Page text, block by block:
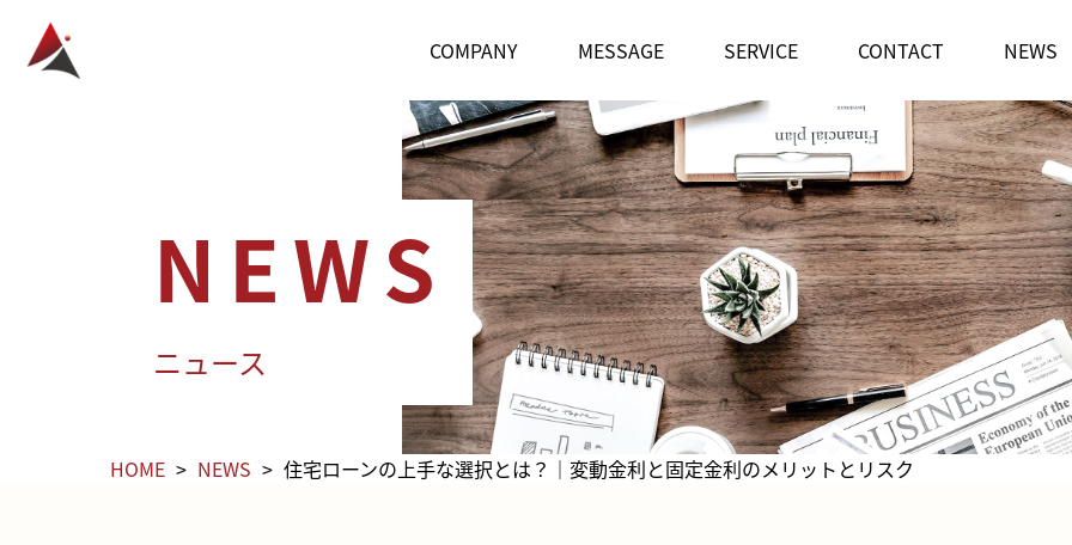
COMPANY MESSAGE SERVICE CONTACT NEWS
NEWS
ニュース
HOME NEWS 住宅ローンの上手な選択とは？｜変動金利と固定金利のメリットとリスク